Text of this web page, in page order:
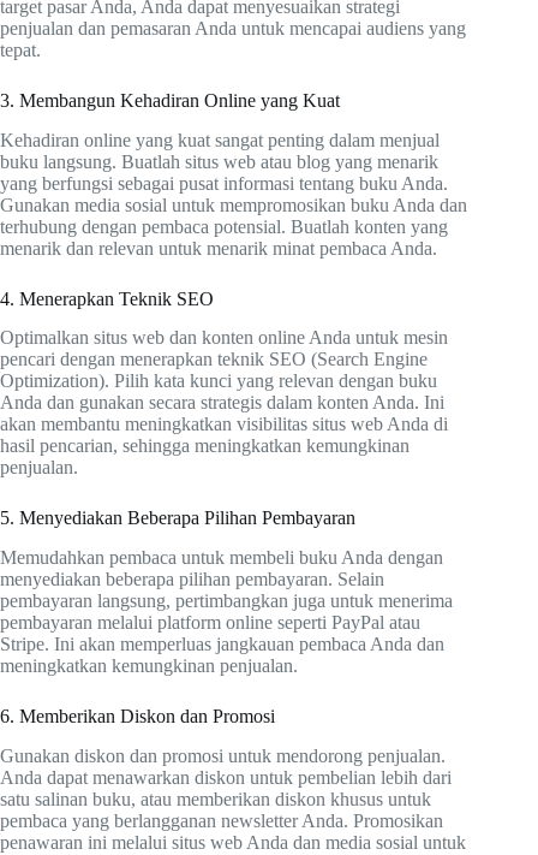
target pasar Anda, Anda dapat menyesuaikan strategi
penjualan dan pemasaran Anda untuk mencapai audiens yang
tepat.
3. Membangun Kehadiran Online yang Kuat
Kehadiran online yang kuat sangat penting dalam menjual
buku langsung. Buatlah situs web atau blog yang menarik
yang berfungsi sebagai pusat informasi tentang buku Anda.
Gunakan media sosial untuk mempromosikan buku Anda dan
terhubung dengan pembaca potensial. Buatlah konten yang
menarik dan relevan untuk menarik minat pembaca Anda.
4. Menerapkan Teknik SEO
Optimalkan situs web dan konten online Anda untuk mesin
pencari dengan menerapkan teknik SEO (Search Engine
Optimization). Pilih kata kunci yang relevan dengan buku
Anda dan gunakan secara strategis dalam konten Anda. Ini
akan membantu meningkatkan visibilitas situs web Anda di
hasil pencarian, sehingga meningkatkan kemungkinan
penjualan.
5. Menyediakan Beberapa Pilihan Pembayaran
Memudahkan pembaca untuk membeli buku Anda dengan
menyediakan beberapa pilihan pembayaran. Selain
pembayaran langsung, pertimbangkan juga untuk menerima
pembayaran melalui platform online seperti PayPal atau
Stripe. Ini akan memperluas jangkauan pembaca Anda dan
meningkatkan kemungkinan penjualan.
6. Memberikan Diskon dan Promosi
Gunakan diskon dan promosi untuk mendorong penjualan.
Anda dapat menawarkan diskon untuk pembelian lebih dari
satu salinan buku, atau memberikan diskon khusus untuk
pembaca yang berlangganan newsletter Anda. Promosikan
penawaran ini melalui situs web Anda dan media sosial untuk